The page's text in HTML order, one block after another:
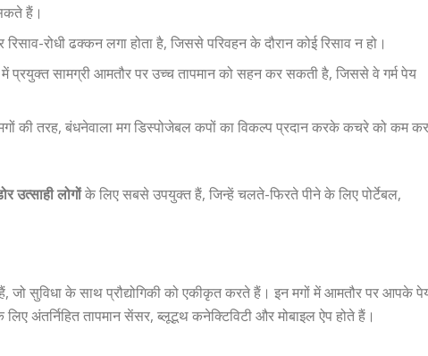
हैं।
रोधी ढक्कन लगा होता है, जिससे परिवहन के दौरान कोई रिसाव न हो।
में प्रयुक्त सामग्री आमतौर पर उच्च तापमान को सहन कर सकती है, जिससे वे गर्म पेय
मगों की तरह, बंधनेवाला मग डिस्पोजेबल कपों का विकल्प प्रदान करके कचरे को कम
उत्साही लोगोंके लिए सबसे उपयुक्त हैं, जिन्हें चलते-फिरते पीने के लिए पोर्टेबल,
जो सुविधा के साथ प्रौद्योगिकी को एकीकृत करते हैं। इन मगों में आमतौर पर आपके
अंतर्निहित तापमान सेंसर, ब्लूटूथ कनेक्टिविटी और मोबाइल ऐप होते हैं।